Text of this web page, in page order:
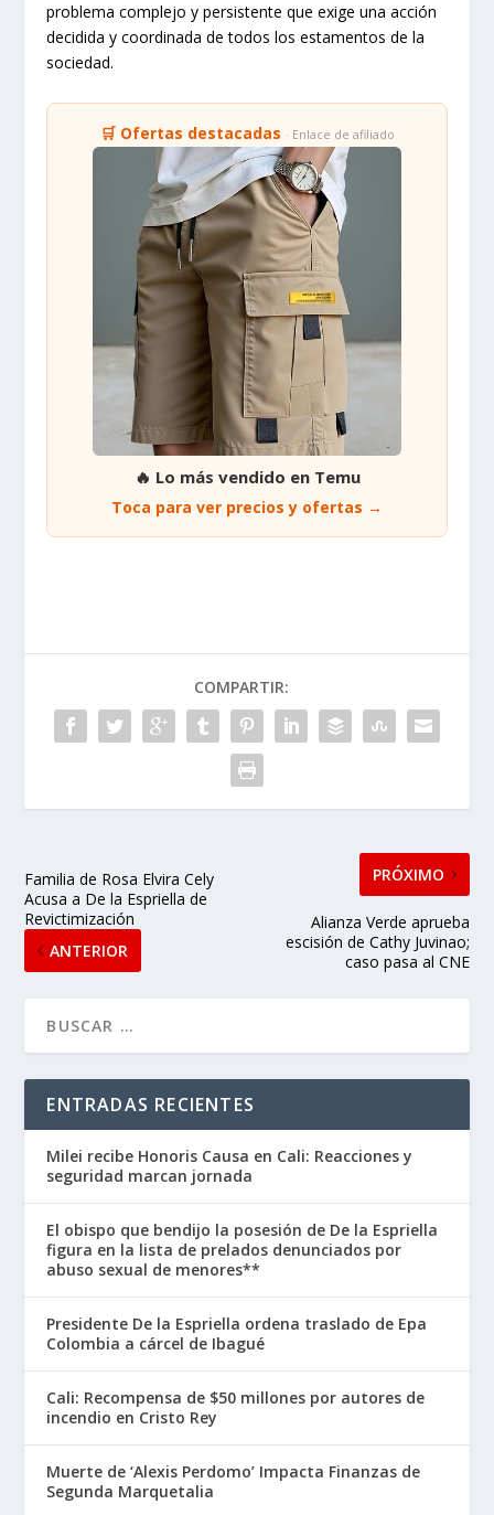
problema complejo y persistente que exige una acción
decidida y coordinada de todos los estamentos de la
sociedad.
🛒 Ofertas destacadas · Enlace de afiliado
🔥 Lo más vendido en Temu
Toca para ver precios y ofertas →
COMPARTIR:
Familia de Rosa Elvira Cely
Acusa a De la Espriella de
Revictimización
ANTERIOR
PRÓXIMO
Alianza Verde aprueba
escisión de Cathy Juvinao;
caso pasa al CNE
ENTRADAS RECIENTES
Milei recibe Honoris Causa en Cali: Reacciones y
seguridad marcan jornada
El obispo que bendijo la posesión de De la Espriella
figura en la lista de prelados denunciados por
abuso sexual de menores**
Presidente De la Espriella ordena traslado de Epa
Colombia a cárcel de Ibagué
Cali: Recompensa de $50 millones por autores de
incendio en Cristo Rey
Muerte de ‘Alexis Perdomo’ Impacta Finanzas de
Segunda Marquetalia